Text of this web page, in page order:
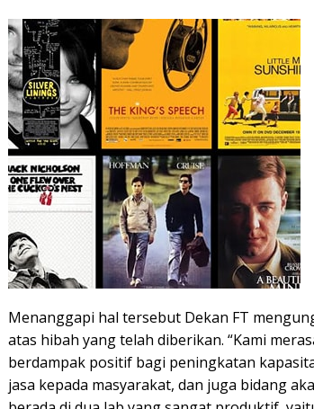
Menanggapi hal tersebut Dekan FT
atas hibah yang telah diberikan. “Kami
berdampak positif bagi peningkatan
jasa kepada masyarakat, dan juga bidang